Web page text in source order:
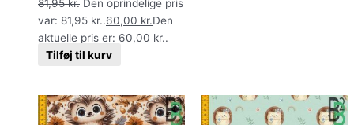
81,95kr. Den oprindelige pris
var: 81,95 kr..60,00 kr.Den
aktuelle pris er: 60,00 kr..
Tilføj til kurv